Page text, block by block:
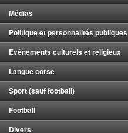
Médias
Politique et personnalités publiques
Evénements culturels et religieux
Langue corse
Sport (sauf football)
Football
Divers